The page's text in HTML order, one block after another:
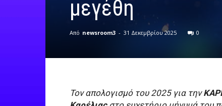
μεγέθη
Από newsroom3 - 31 Δεκεμβρίου 2025 0
Τον απολογισμό του 2025 για την